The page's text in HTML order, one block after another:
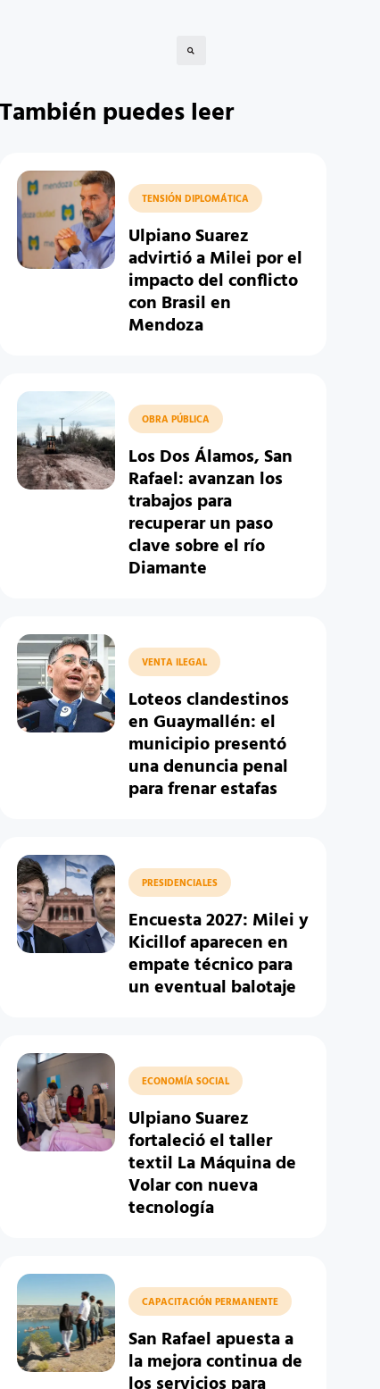
También puedes leer
TENSIÓN DIPLOMÁTICA
Ulpiano Suarez
advirtió a Milei por el
impacto del conflicto
con Brasil en
Mendoza
OBRA PÚBLICA
Los Dos Álamos, San
Rafael: avanzan los
trabajos para
recuperar un paso
clave sobre el río
Diamante
VENTA ILEGAL
Loteos clandestinos
en Guaymallén: el
municipio presentó
una denuncia penal
para frenar estafas
PRESIDENCIALES
Encuesta 2027: Milei y
Kicillof aparecen en
empate técnico para
un eventual balotaje
ECONOMÍA SOCIAL
Ulpiano Suarez
fortaleció el taller
textil La Máquina de
Volar con nueva
tecnología
CAPACITACIÓN PERMANENTE
San Rafael apuesta a
la mejora continua de